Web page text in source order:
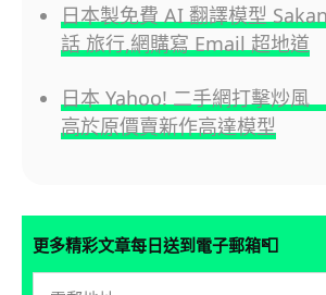
日本製免費 AI 翻譯模型
話 旅行,網購寫 Email 超地道
日本 Yahoo! 二手網打擊炒風
高於原價賣新作高達模型
更多精彩文章每日送到電子郵箱📮